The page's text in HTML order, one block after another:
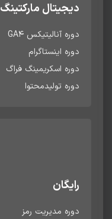
دیجیتال مارکتینگ
دوره آنالیتیکس GA4
دوره اینستاگرام
دوره اسکریمینگ فراگ
دوره تولیدمحتوا
رایگان
دوره مدیریت رمز